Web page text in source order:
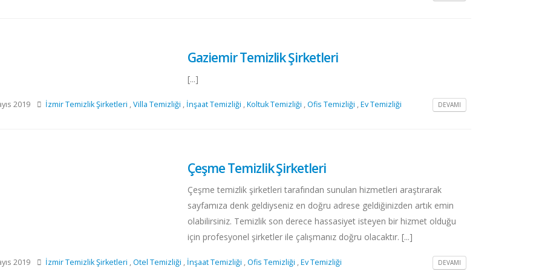
Gaziemir Temizlik Şirketleri
[...]
2019 İzmir Temizlik Şirketleri ,Villa Temizliği , İnşaat Temizliği ,Koltuk Temizliği ,Ofis Temizliği ,Ev Temizliği DEVAMI
Çeşme Temizlik Şirketleri
Çeşme temizlik şirketleri tarafından sunulan hizmetleri araştırarak
sayfamıza denk geldiyseniz en doğru adrese geldiğinizden artık emin
olabilirsiniz. Temizlik son derece hassasiyet isteyen bir hizmet olduğu
için profesyonel şirketler ile çalışmanız doğru olacaktır. [...]
2019 İzmir Temizlik Şirketleri ,Otel Temizliği , İnşaat Temizliği ,Ofis Temizliği ,Ev Temizliği DEVAMI